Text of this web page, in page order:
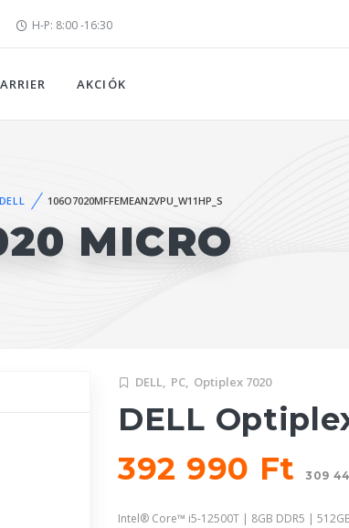
H-P: 8:00 -16:30
AKCIÓK
DELL 106O7020MFFEMEAN2VPU_W11HP_S
MICRO
DELL, PC, Optiplex 7020
DELL
392 990 Ft
309
Intel® Core™ i5-12500T | 8GB DDR5 |